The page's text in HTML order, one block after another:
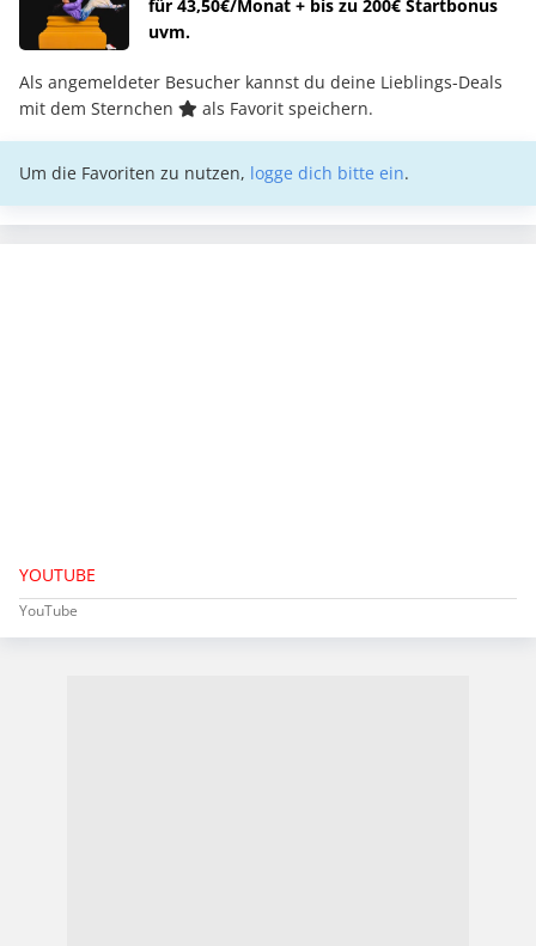
für 43,50€/Monat + bis zu 200€ Startbonus
uvm.
Als angemeldeter Besucher kannst du deine Lieblings-Deals
mit dem Sternchen
als Favorit speichern.
Um die Favoriten zu nutzen, logge dich bitte ein.
YOUTUBE
YouTube